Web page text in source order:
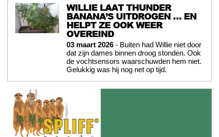
WILLIE LAAT THUNDER
BANANA’S UITDROGEN … EN
HELPT ZE OOK WEER
OVEREIND
03 maart 2026 - Buiten had Willie niet door
dat zijn dames binnen droog stonden. Ook
de vochtsensors waarschuwden hem niet.
Gelukkig was hij nog net op tijd.